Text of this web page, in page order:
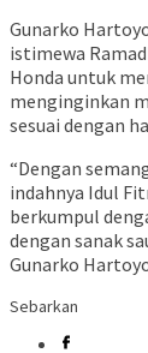
Gunarko
istimewa
Honda untuk
menginginkan
sesuai dengan
“Dengan
indahnya Idul
berkumpul
dengan sanak
Gunarko
Sebarkan